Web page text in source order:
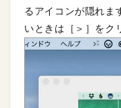
るアイコンが隠れま
いときは［＞］をク